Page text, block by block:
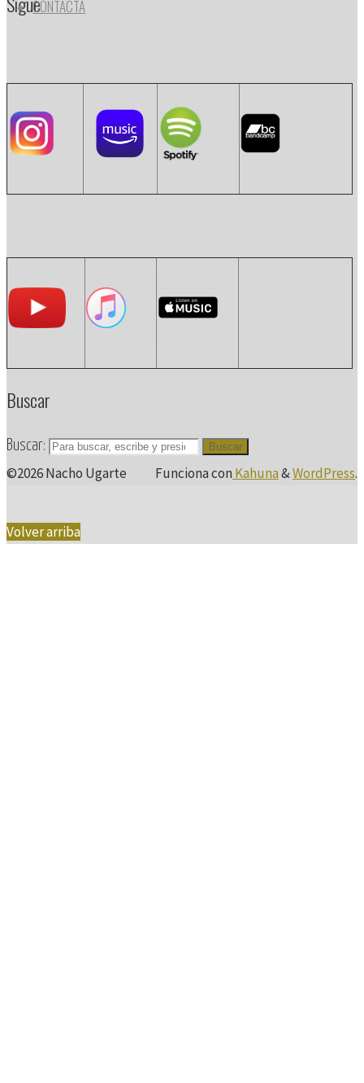
CONTACTA
Buscar
Buscar: Buscar
Funciona con Kahuna&WordPress.
©2026 Nacho Ugarte
Volver arriba